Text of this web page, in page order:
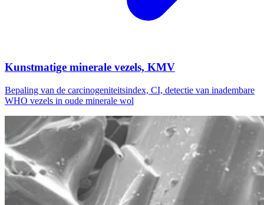
Kunstmatige minerale vezels, KMV
Bepaling van de carcinogeniteitsindex, CI, detectie van inadembare
WHO vezels in oude minerale wol